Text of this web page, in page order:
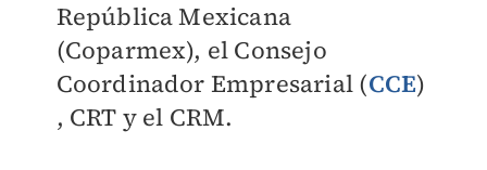
República Mexicana
(Coparmex), el Consejo
Coordinador Empresarial (CCE)
, CRT y el CRM.